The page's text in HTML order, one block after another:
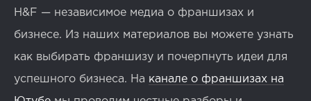
H&F — независимое медиа о франшизах и
бизнесе. Из наших материалов вы можете узнать
как выбирать франшизу и почерпнуть идеи для
успешного бизнеса. На канале о франшизах на